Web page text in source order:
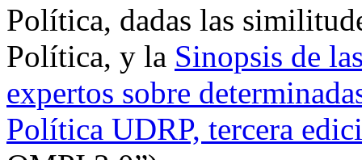
Política, dadas las
Política, y la Sinopsis de
expertos sobre
Política UDRP, tercera